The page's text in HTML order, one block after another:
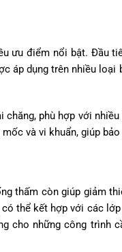
ưu điểm nổi bật. Đầu
áp dụng trên nhiều
phù hợp với
và vi khuẩn, giúp
thấm còn giúp giảm
thể kết hợp với các
cho những công trình